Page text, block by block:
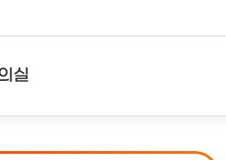
실
스트